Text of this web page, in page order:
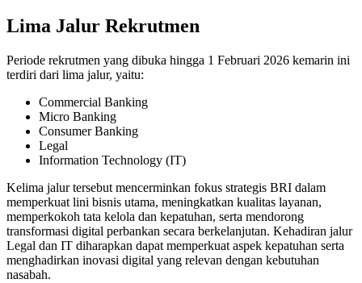
Lima Jalur Rekrutmen
Periode rekrutmen yang dibuka hingga 1 Februari 2026 kemarin ini
terdiri dari lima jalur, yaitu:
Commercial Banking
Micro Banking
Consumer Banking
Legal
Information Technology (IT)
Kelima jalur tersebut mencerminkan fokus strategis BRI dalam
memperkuat lini bisnis utama, meningkatkan kualitas layanan,
memperkokoh tata kelola dan kepatuhan, serta mendorong
transformasi digital perbankan secara berkelanjutan. Kehadiran jalur
Legal dan IT diharapkan dapat memperkuat aspek kepatuhan serta
menghadirkan inovasi digital yang relevan dengan kebutuhan
nasabah.